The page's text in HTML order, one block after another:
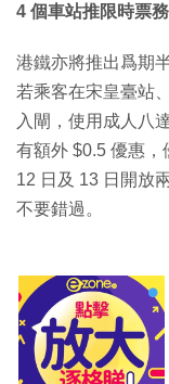
4 個車站推限時票
港鐵亦將推出爲期
若乘客在宋皇臺站
入閘，使用成人八
有額外 $0.5 優惠，
12 日及 13 日開放
不要錯過。